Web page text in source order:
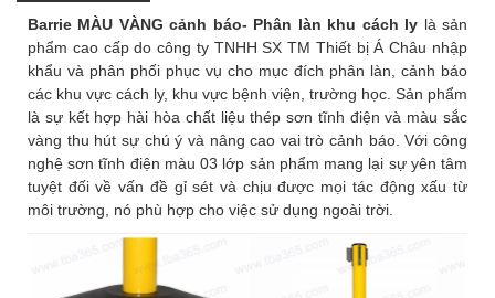
Barrie MÀU VÀNG cảnh báo- Phân làn khu cách ly là sản
phẩm cao cấp do công ty TNHH SX TM Thiết bị Á Châu nhập
khẩu và phân phối phục vụ cho mục đích phân làn, cảnh báo
các khu vực cách ly, khu vực bệnh viện, trường học. Sản phẩm
là sự kết hợp hài hòa chất liệu thép sơn tĩnh điện và màu sắc
vàng thu hút sự chú ý và nâng cao vai trò cảnh báo. Với công
nghệ sơn tĩnh điện màu 03 lớp sản phẩm mang lại sự yên tâm
tuyệt đối về vấn đề gỉ sét và chịu được mọi tác động xấu từ
môi trường, nó phù hợp cho việc sử dụng ngoài trời.